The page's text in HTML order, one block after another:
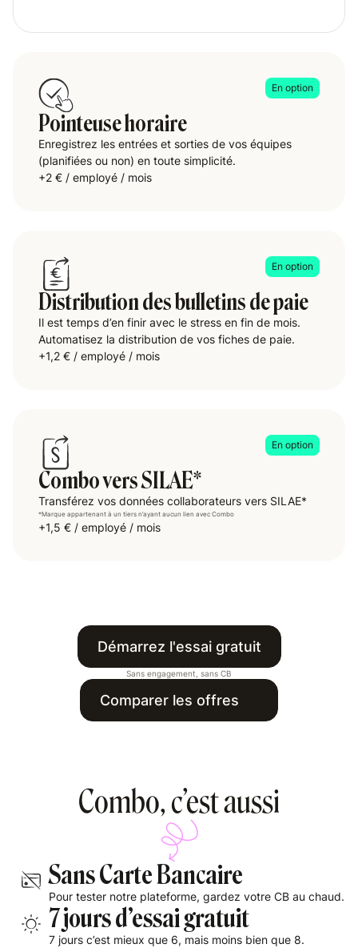
En option
Pointeuse horaire
Enregistrez les entrées et sorties de vos équipes
(planifiées ou non) en toute simplicité.
+2 € / employé / mois
En option
Distribution des bulletins de paie
Il est temps d’en finir avec le stress en fin de mois.
Automatisez la distribution de vos fiches de paie.
+1,2 € / employé / mois
En option
Combo vers SILAE*
Transférez vos données collaborateurs vers SILAE*
*Marque appartenant à un tiers n’ayant aucun lien avec Combo
+1,5 € / employé / mois
Démarrez l'essai gratuit
Sans engagement, sans CB
Comparer les offres
Combo, c’est aussi
Sans Carte Bancaire
Pour tester notre plateforme, gardez votre CB au chaud.
7 jours d’essai gratuit
7 jours c’est mieux que 6, mais moins bien que 8.